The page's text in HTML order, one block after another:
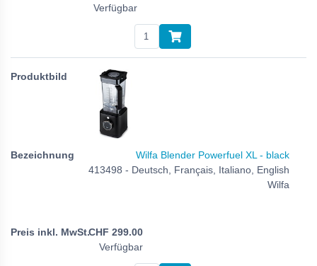
Verfügbar
Wilfa Blender Powerfuel XL - black
413498 - Deutsch, Français, Italiano, English
Wilfa
CHF 299.00
Verfügbar